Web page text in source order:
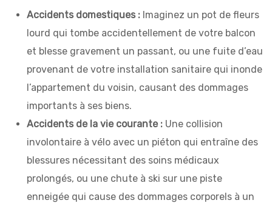
Accidents domestiques : Imaginez un pot de fleurs
lourd qui tombe accidentellement de votre balcon
et blesse gravement un passant, ou une fuite d’eau
provenant de votre installation sanitaire qui inonde
l’appartement du voisin, causant des dommages
importants à ses biens.
Accidents de la vie courante : Une collision
involontaire à vélo avec un piéton qui entraîne des
blessures nécessitant des soins médicaux
prolongés, ou une chute à ski sur une piste
enneigée qui cause des dommages corporels à un